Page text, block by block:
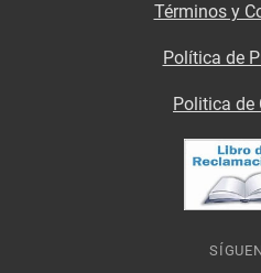
Términos y
Política de
Politica de